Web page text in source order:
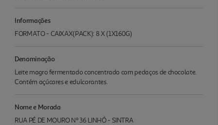
Informações
FORMATO - CAIXAX(PACK): 8 X (1X160G)
Denominação
Leite magro fermentado concentrado com pedaços de chocolate.
Contém açúcares e edulcorantes.
Nome e Morada
RUA PÉ DE MOURO Nº 36 LINHÓ - SINTRA